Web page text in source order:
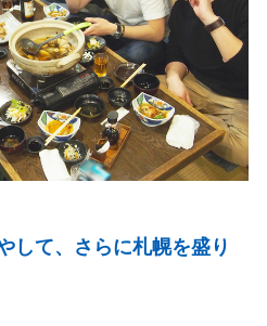
して、さらに札幌を盛り